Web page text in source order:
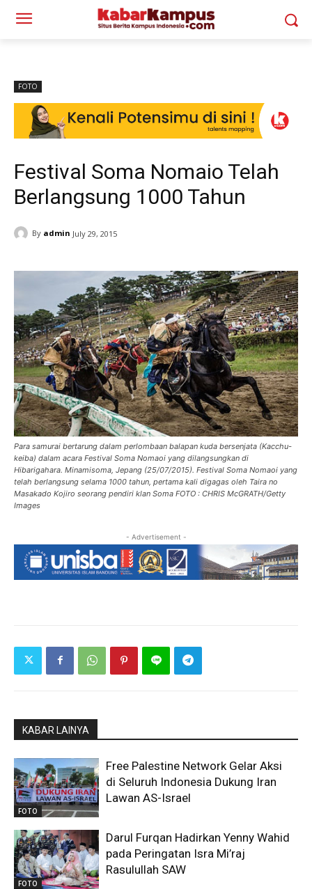
FOTO
Festival Soma Nomaio Telah
Berlangsung 1000 Tahun
By admin July 29, 2015
Para samurai bertarung dalam perlombaan balapan kuda bersenjata (Kacchu-
keiba) dalam acara Festival Soma Nomaoi yang dilangsungkan di
Hibarigahara. Minamisoma, Jepang (25/07/2015). Festival Soma Nomaoi yang
telah berlangsung selama 1000 tahun, pertama kali digagas oleh Taira no
Masakado Kojiro seorang pendiri klan Soma FOTO : CHRIS McGRATH/Getty
Images
- Advertisement -
KABAR LAINYA
FOTO
Free Palestine Network Gelar Aksi
di Seluruh Indonesia Dukung Iran
Lawan AS-Israel
FOTO
Darul Furqan Hadirkan Yenny Wahid
pada Peringatan Isra Mi’raj
Rasulullah SAW